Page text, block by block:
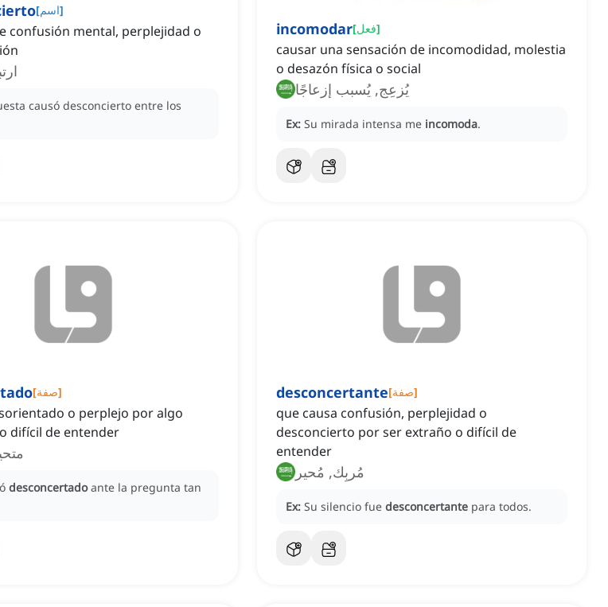
[اسم]
confusión mental, perplejidad o
causó desconcierto entre los
incomodar[فعل]
causar una sensación de incomodidad, molestia
o desazón física o social
يُزعِج, يُسبب إزعاجًا
Ex: Su mirada intensa me incomoda.
[صفة]
o perplejo por algo
difícil de entender
desconcertado ante la pregunta tan
desconcertante[صفة]
que causa confusión, perplejidad o
desconcierto por ser extraño o difícil de
entender
مُربِك, مُحير
Ex: Su silencio fue desconcertante para todos.